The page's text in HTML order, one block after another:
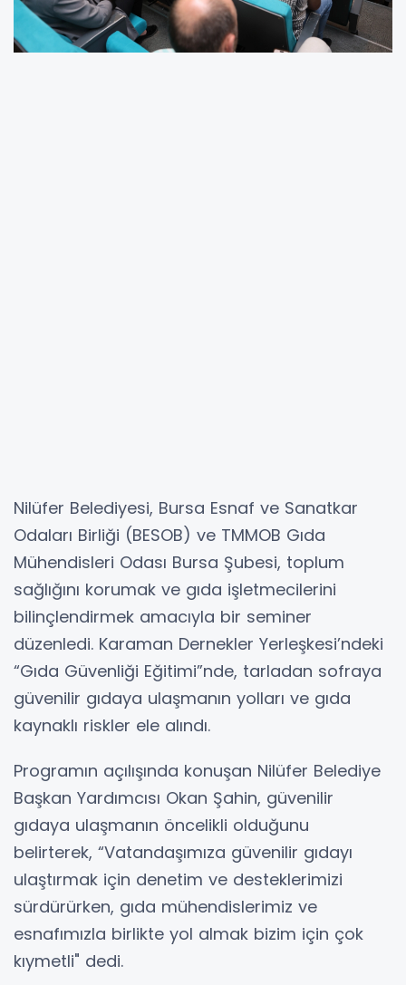
Nilüfer Belediyesi, Bursa Esnaf ve Sanatkar
Odaları Birliği (BESOB) ve TMMOB Gıda
Mühendisleri Odası Bursa Şubesi, toplum
sağlığını korumak ve gıda işletmecilerini
bilinçlendirmek amacıyla bir seminer
düzenledi. Karaman Dernekler Yerleşkesi’ndeki
“Gıda Güvenliği Eğitimi”nde, tarladan sofraya
güvenilir gıdaya ulaşmanın yolları ve gıda
kaynaklı riskler ele alındı.
Programın açılışında konuşan Nilüfer Belediye
Başkan Yardımcısı Okan Şahin, güvenilir
gıdaya ulaşmanın öncelikli olduğunu
belirterek, “Vatandaşımıza güvenilir gıdayı
ulaştırmak için denetim ve desteklerimizi
sürdürürken, gıda mühendislerimiz ve
esnafımızla birlikte yol almak bizim için çok
kıymetli" dedi.